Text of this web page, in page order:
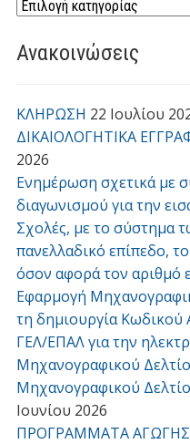
Ανακοινώσεις
ΚΛΗΡΩΣΗ 22 Ιουλίου
ΔΙΚΑΙΟΛΟΓΗΤΙΚΑ
2026
Ενημέρωση σχετικά με
διαγωνισμού για την
Σχολές, με το σύστημα
πανελλαδικό επίπεδο,
όσον αφορά τον αριθμό
Εφαρμογή
τη δημιουργία
ΓΕΛ/ΕΠΑΛ για την
Μηχανογραφικού
Μηχανογραφικού
Ιουνίου 2026
ΠΡΟΓΡΑΜΜΑΤΑ ΑΓΩΓΗΣ